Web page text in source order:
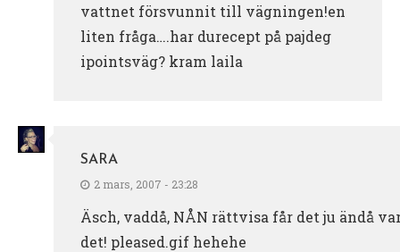
vattnet försvunnit till vägningen!en
liten fråga….har durecept på pajdeg
ipointsväg? kram laila
SARA
2 mars, 2007 - 23:28
Äsch, vaddå, NÅN rättvisa får det ju ändå
det! pleased.gif hehehe